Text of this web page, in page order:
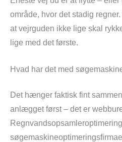
område, hvor det stadig
at vejrguden ikke lige skal
lige med det første.
Hvad har det med
Det hænger faktisk fint
anlægget først – det er